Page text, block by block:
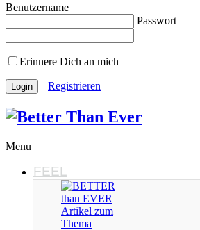
Benutzername
Passwort
Erinnere Dich an mich
Registrieren
Menu
FEEL